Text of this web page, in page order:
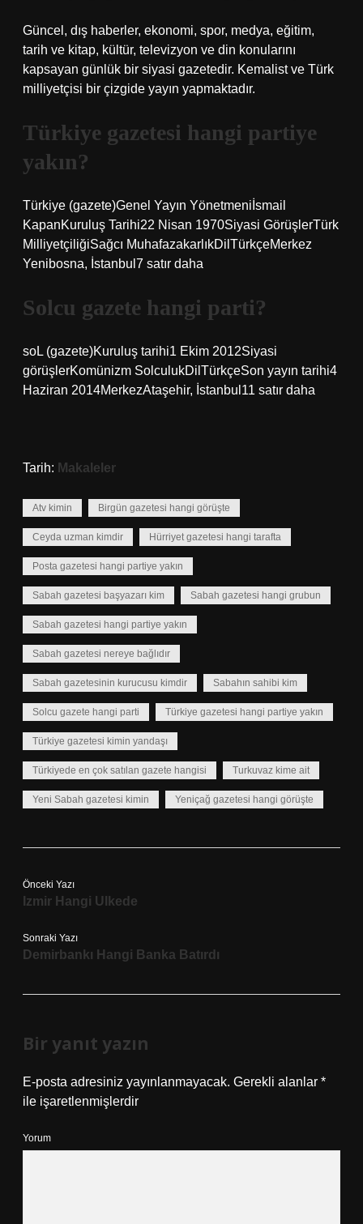
Güncel, dış haberler, ekonomi, spor, medya, eğitim,
tarih ve kitap, kültür, televizyon ve din konularını
kapsayan günlük bir siyasi gazetedir. Kemalist ve Türk
milliyetçisi bir çizgide yayın yapmaktadır.
Türkiye gazetesi hangi partiye
yakın?
Türkiye (gazete)Genel Yayın Yönetmeniİsmail
KapanKuruluş Tarihi22 Nisan 1970Siyasi GörüşlerTürk
MilliyetçiliğiSağcı MuhafazakarlıkDilTürkçeMerkez
Yenibosna, İstanbul7 satır daha
Solcu gazete hangi parti?
soL (gazete)Kuruluş tarihi1 Ekim 2012Siyasi
görüşlerKomünizm SolculukDilTürkçeSon yayın tarihi4
Haziran 2014MerkezAtaşehir, İstanbul11 satır daha
Tarih: Makaleler
Atv kimin Birgün gazetesi hangi görüşte
Ceyda uzman kimdir Hürriyet gazetesi hangi tarafta
Posta gazetesi hangi partiye yakın
Sabah gazetesi başyazarı kim Sabah gazetesi hangi grubun
Sabah gazetesi hangi partiye yakın
Sabah gazetesi nereye bağlıdır
Sabah gazetesinin kurucusu kimdir Sabahın sahibi kim
Solcu gazete hangi parti Türkiye gazetesi hangi partiye yakın
Türkiye gazetesi kimin yandaşı
Türkiyede en çok satılan gazete hangisi Turkuvaz kime ait
Yeni Sabah gazetesi kimin Yeniçağ gazetesi hangi görüşte
Önceki Yazı
Izmir Hangi Ulkede
Sonraki Yazı
Demirbankı Hangi Banka Batırdı
Bir yanıt yazın
E-posta adresiniz yayınlanmayacak. Gerekli alanlar *
ile işaretlenmişlerdir
Yorum